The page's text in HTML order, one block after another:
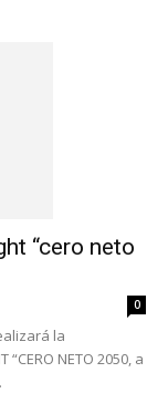
“cero neto
0
la
NETO 2050, a